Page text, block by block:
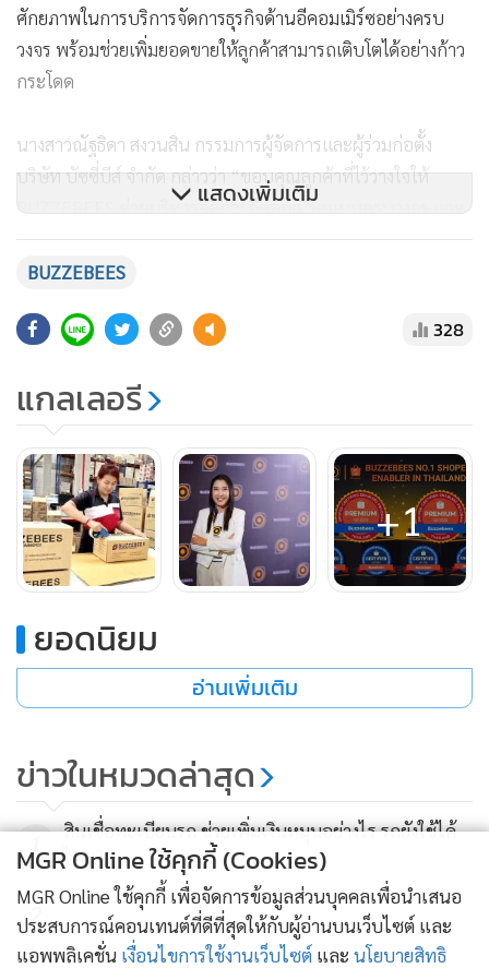
ศักยภาพในการบริการจัดการธุรกิจด้านอีคอมเมิร์ซอย่างครบ
วงจร พร้อมช่วยเพิ่มยอดขายให้ลูกค้าสามารถเติบโตได้อย่างก้าว
กระโดด
นางสาวณัฐธิดา สงวนสิน กรรมการผู้จัดการและผู้ร่วมก่อตั้ง
บริษัท บัซซี่บีส์ จำกัด กล่าวว่า “ขอบคุณลูกค้าที่ไว้วางใจให้
BUZZEBEES ช่วยบริหารจัดการอีคอมเมิร์ซแบบครบวงจร และ
ขอบคุณ Shopee ประเทศไทยที่ให้การสนับสนุนที่ดีตลอดมา
พร้อมเปิดเผยว่า เริ่มแรก BUZZEBEES ได้ออกแบบพัฒนา
แก้ปัญหาให้กับลูกค้าพันธมิตรของบัซซี่บีส์ ตั้งแต่ในช่วงโควิด-19
ให้ความสนใจใช้บริการเพิ่มขึ้นอย่างก้าวกระโดด โดย
BUZZEBEES เองก็มีการพัฒนาการให้บริการอย่างต่อเนื่องเพื่อ
ตอบโจทย์ลูกค้าได้ตรงจุด ทำให้ลูกค้ามียอดขายที่เติบโตขึ้น โดย
BUZZEBEES สามารถสร้างยอดขายให้ลูกค้าในตลาดอีคอมเมิร์ซ
ได้กว่าพันล้านบาท จนทำให้ธุรกิจอีคอมเมิร์ซของ BUZZEBEES
ขึ้นเป็นอันดับ 1 ในประเทศไทยภายในระยะเวลา 3 ปี
แสดงเพิ่มเติม
BUZZEBEES
328
แกลเลอรี
+1
ยอดนิยม
อ่านเพิ่มเติม
ข่าวในหมวดล่าสุด
สินเชื่อทะเบียนรถ ช่วยเพิ่มเงินหมุนอย่างไร รถยังใช้ได้
ไหม?
2
MGR Online ใช้คุกกี้ (Cookies)
MGR Online ใช้คุกกี้ เพื่อจัดการข้อมูลส่วนบุคคลเพื่อนำเสนอ
ประสบการณ์คอนเทนต์ที่ดีที่สุดให้กับผู้อ่านบนเว็บไซต์ และ
แอพพลิเคชั่น เงื่อนไขการใช้งานเว็บไซต์ และ นโยบายสิทธิ